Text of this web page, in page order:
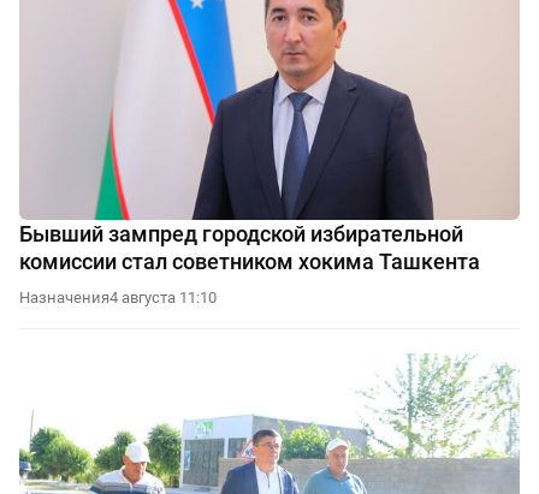
Бывший зампред городской избирательной
комиссии стал советником хокима Ташкента
Назначения4 августа 11:10